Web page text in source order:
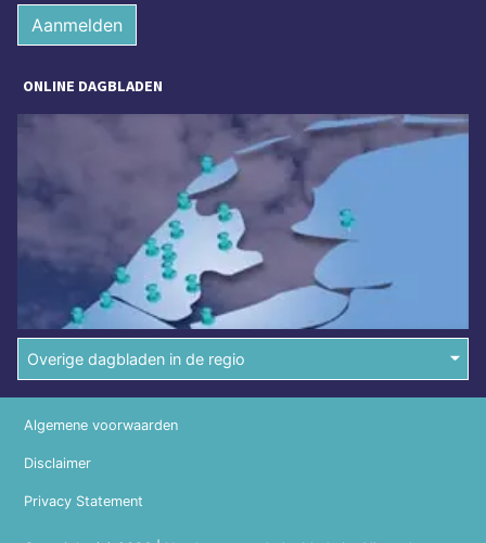
Aanmelden
ONLINE DAGBLADEN
Overige dagbladen in de regio
Algemene voorwaarden
Disclaimer
Privacy Statement